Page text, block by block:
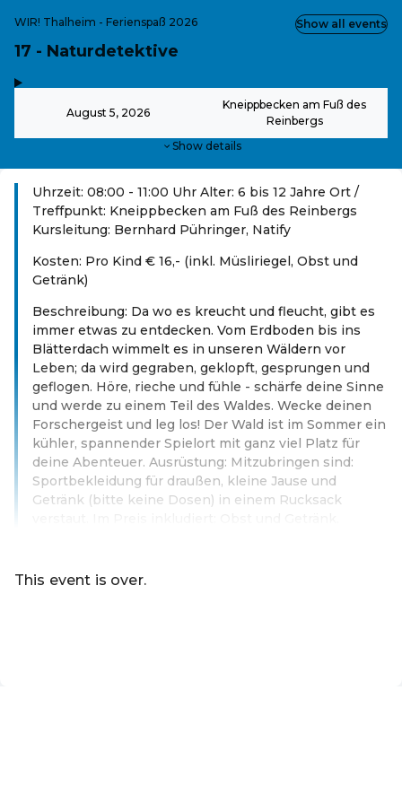
WIR! Thalheim - Ferienspaß 2026
17 - Naturdetektive
August 5, 2026
Kneippbecken am Fuß des
Reinbergs
Show details
Show all events
Uhrzeit: 08:00 - 11:00 Uhr Alter: 6 bis 12 Jahre Ort /
Treffpunkt: Kneippbecken am Fuß des Reinbergs
Kursleitung: Bernhard Pühringer, Natify
Kosten: Pro Kind € 16,- (inkl. Müsliriegel, Obst und
Getränk)
Beschreibung: Da wo es kreucht und fleucht, gibt es
immer etwas zu entdecken. Vom Erdboden bis ins
Blätterdach wimmelt es in unseren Wäldern vor
Leben; da wird gegraben, geklopft, gesprungen und
geflogen. Höre, rieche und fühle - schärfe deine Sinne
und werde zu einem Teil des Waldes. Wecke deinen
Forschergeist und leg los! Der Wald ist im Sommer ein
kühler, spannender Spielort mit ganz viel Platz für
deine Abenteuer. Ausrüstung: Mitzubringen sind:
Sportbekleidung für draußen, kleine Jause und
Getränk (bitte keine Dosen) in einem Rucksack
This event is over.